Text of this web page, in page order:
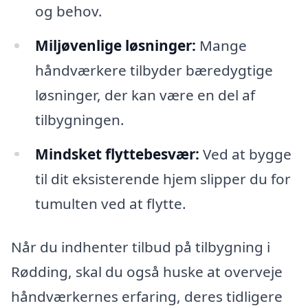
og behov.
Miljøvenlige løsninger: Mange
håndværkere tilbyder bæredygtige
løsninger, der kan være en del af
tilbygningen.
Mindsket flyttebesvær: Ved at bygge
til dit eksisterende hjem slipper du for
tumulten ved at flytte.
Når du indhenter tilbud på tilbygning i
Rødding, skal du også huske at overveje
håndværkernes erfaring, deres tidligere